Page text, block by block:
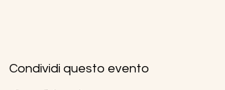
Condividi questo evento